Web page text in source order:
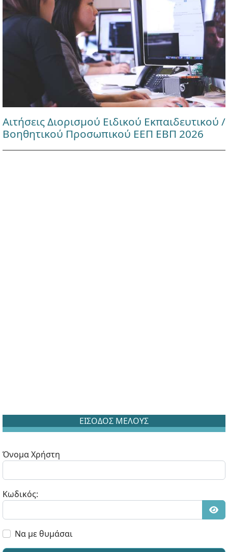
Αιτήσεις Διορισμού Ειδικού Εκπαιδευτικού /
Βοηθητικού Προσωπικού ΕΕΠ ΕΒΠ 2026
ΕΙΣΟΔΟΣ ΜΕΛΟΥΣ
Όνομα Χρήστη
Κωδικός:
Να με θυμάσαι